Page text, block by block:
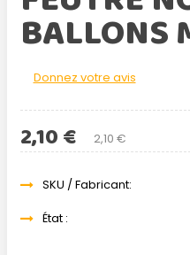
BALLONS
Donnez votre avis
2,10 €
2,10 €
SKU / Fabricant:
État :